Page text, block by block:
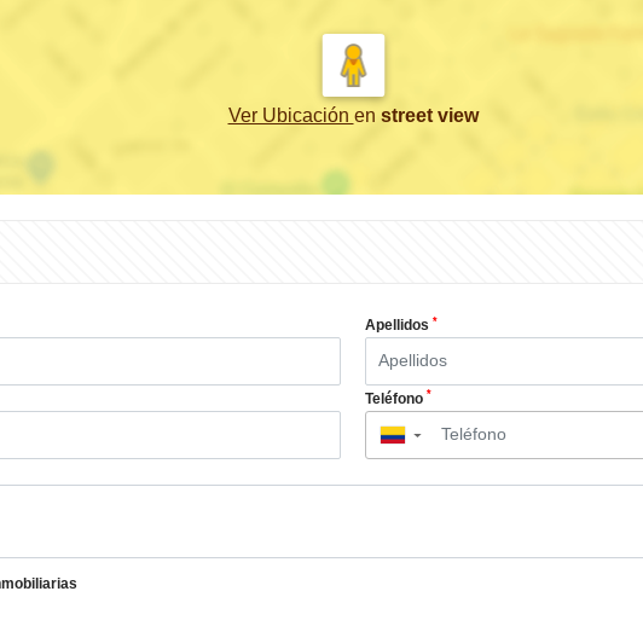
Ver Ubicación en street view
Apellidos *
Teléfono *
▼